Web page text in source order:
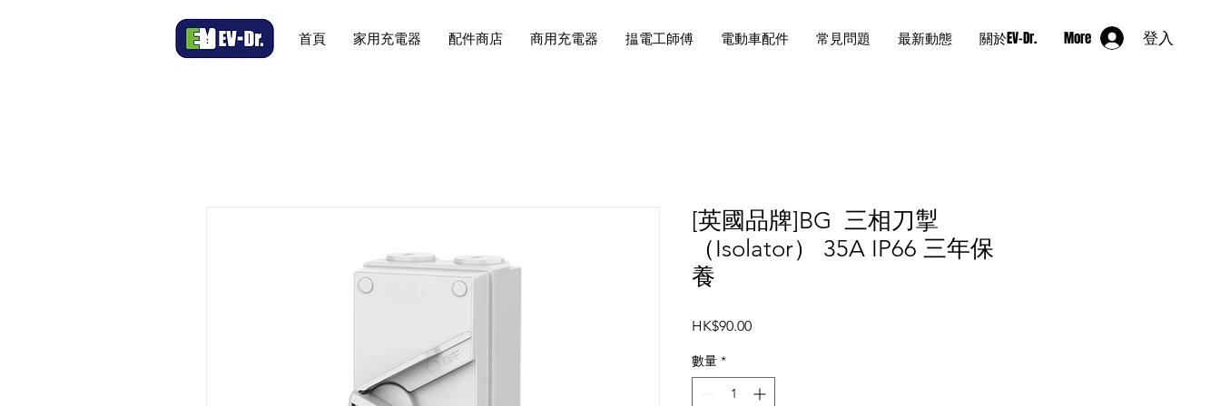
首頁 家用充電器 配件商店 商用充電器 揾電工師傅 電動車配件 常見問題 最新動態 關於EV-Dr. More 登入
[英國品牌]BG 三相刀掣
（Isolator） 35A IP66 三年保
養
HK$90.00價
數量 *